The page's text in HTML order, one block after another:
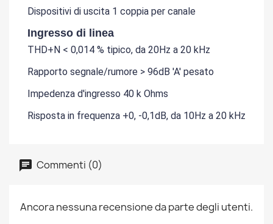
Dispositivi di uscita 1 coppia per canale
Ingresso di linea
THD+N < 0,014 % tipico, da 20Hz a 20 kHz
Rapporto segnale/rumore > 96dB 'A' pesato
Impedenza d'ingresso 40 k Ohms
Risposta in frequenza +0, -0,1dB, da 10Hz a 20 kHz
Commenti (0)
Ancora nessuna recensione da parte degli utenti.